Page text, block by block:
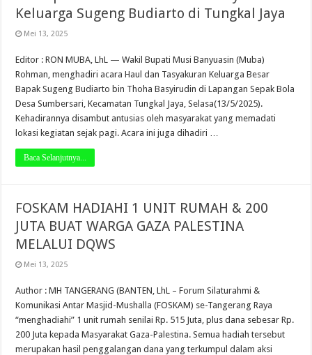
Keluarga Sugeng Budiarto di Tungkal Jaya
Mei 13, 2025
Editor : RON MUBA, LhL — Wakil Bupati Musi Banyuasin (Muba)
Rohman, menghadiri acara Haul dan Tasyakuran Keluarga Besar
Bapak Sugeng Budiarto bin Thoha Basyirudin di Lapangan Sepak Bola
Desa Sumbersari, Kecamatan Tungkal Jaya, Selasa(13/5/2025).
Kehadirannya disambut antusias oleh masyarakat yang memadati
lokasi kegiatan sejak pagi. Acara ini juga dihadiri …
Baca Selanjutnya...
FOSKAM HADIAHI 1 UNIT RUMAH & 200
JUTA BUAT WARGA GAZA PALESTINA
MELALUI DQWS
Mei 13, 2025
Author : MH TANGERANG (BANTEN, LhL – Forum Silaturahmi &
Komunikasi Antar Masjid-Mushalla (FOSKAM) se-Tangerang Raya
“menghadiahi” 1 unit rumah senilai Rp. 515 Juta, plus dana sebesar Rp.
200 Juta kepada Masyarakat Gaza-Palestina. Semua hadiah tersebut
merupakan hasil penggalangan dana yang terkumpul dalam aksi